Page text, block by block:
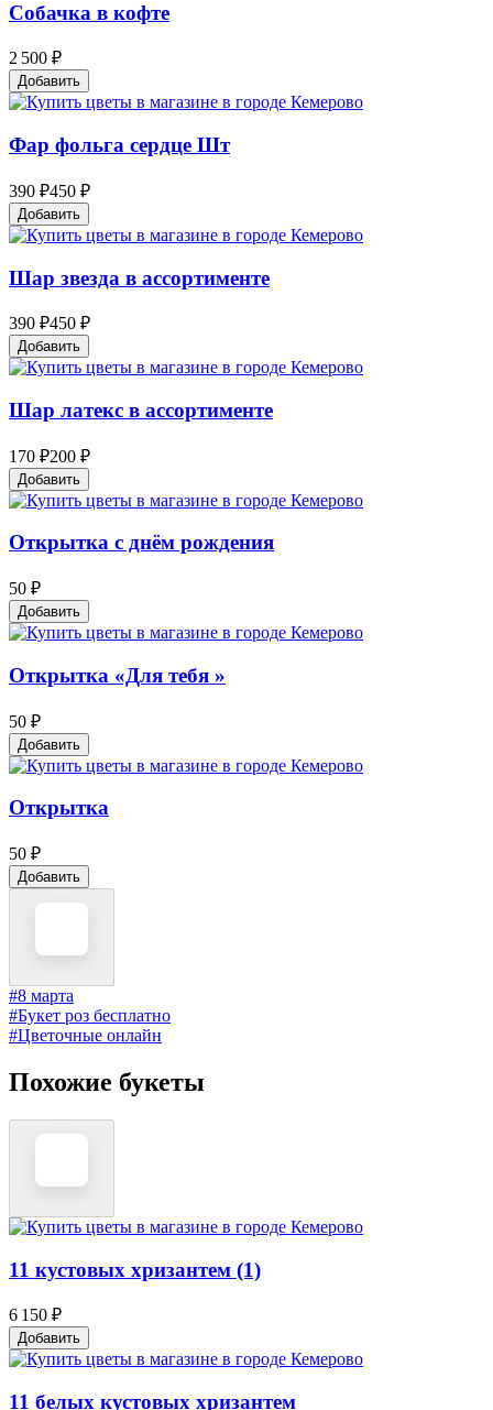
Собачка в кофте
2 500 ₽
Добавить
Фар фольга сердце Шт
390 ₽450 ₽
Добавить
Шар звезда в ассортименте
390 ₽450 ₽
Добавить
Шар латекс в ассортименте
170 ₽200 ₽
Добавить
Открытка с днём рождения
50 ₽
Добавить
Открытка «Для тебя »
50 ₽
Добавить
Открытка
50 ₽
Добавить
#8 марта
#Букет роз бесплатно
#Цветочные онлайн
Похожие букеты
11 кустовых хризантем (1)
6 150 ₽
Добавить
11 белых кустовых хризантем